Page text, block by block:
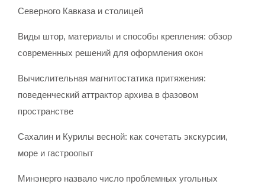
Северного Кавказа и столицей
Виды штор, материалы и способы крепления: обзор
современных решений для оформления окон
Вычислительная магнитостатика притяжения:
поведенческий аттрактор архива в фазовом
пространстве
Сахалин и Курилы весной: как сочетать экскурсии,
море и гастроопыт
Минэнерго назвало число проблемных угольных